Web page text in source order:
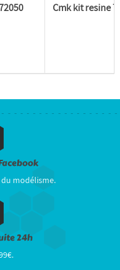
Cmk kit resine
du modélisme.
24h